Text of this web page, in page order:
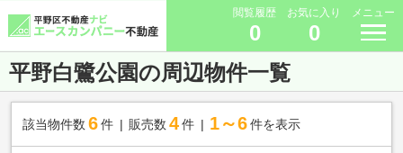
閲覧履歴
0
お気に入り
0
メニュー
平野白鷺公園の周辺物件一覧
該当物件数 6件 販売数 4 件 1～6 件を表示